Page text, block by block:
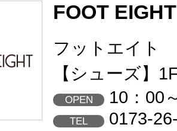
FOOT EIGHT
フットエイト
【シューズ】
OPEN 10：00
TEL 0173-